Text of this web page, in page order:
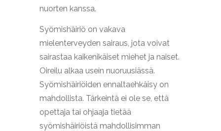
nuorten kanssa.
Syömishäiriö on vakava
mielenterveyden sairaus, jota voivat
sairastaa kaikenikäiset miehet ja naiset.
Oireilu alkaa usein nuoruusiässä.
Syömishäiriöiden ennaltaehkäisy on
mahdollista. Tärkeintä ei ole se, että
opettaja tai ohjaaja tietää
syömishäiriöistä mahdollisimman